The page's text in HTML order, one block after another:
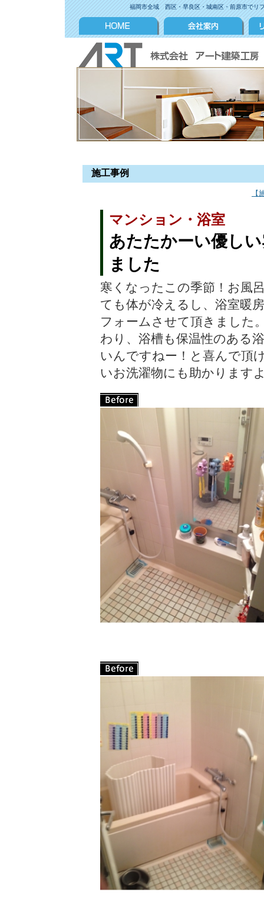
福岡市全域 西区・早良区・城南区・前原市でリ
施工事例
【
マンション・浴室
あたたかーい優し
ました
寒くなったこの季節！お風
ても体が冷えるし、浴室暖
フォームさせて頂きました
わり、浴槽も保温性のある
いんですねー！と喜んで頂
いお洗濯物にも助かります